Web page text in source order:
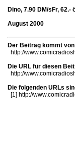
Dino, 7.90 DM/sFr, 62.-
August 2000
Der Beitrag kommt
http://
Die URL für diesen
http://
Die folgenden URLs
[1] http://